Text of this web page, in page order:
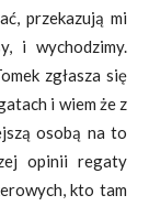
przekazują mi
i wychodzimy.
zgłasza się
i wiem że z
osobą na to
opinii regaty
kto tam